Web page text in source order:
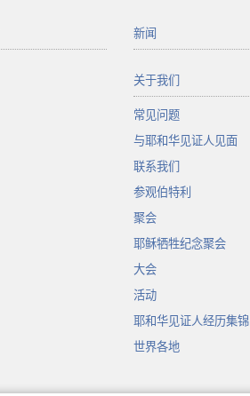
新闻
关于我们
常见问题
与耶和华见证人见面
联系我们
参观伯特利
聚会
耶稣牺牲纪念聚会
大会
活动
耶和华见证人经历集锦
世界各地